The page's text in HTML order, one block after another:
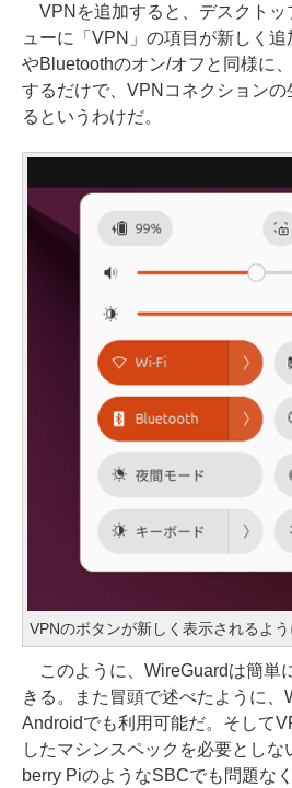
VPNを追加すると、デスクトッ
ューに「VPN」の項目が新しく
やBluetoothのオン/オフと同様に
するだけで、VPNコネクション
るというわけだ。
VPNのボタンが新しく表示されるよ
このように、WireGuardは簡単
きる。また冒頭で述べたように、
Androidでも利用可能だ。そして
したマシンスペックを必要とし
berry PiのようなSBCでも問題な